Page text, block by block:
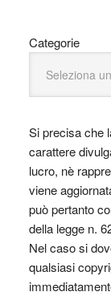
Categorie
Si precisa che
carattere
lucro, nè
viene
può pertanto
della legge n.
Nel caso si
qualsiasi